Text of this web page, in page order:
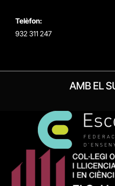
Telèfon:
932 311 247
AMB EL